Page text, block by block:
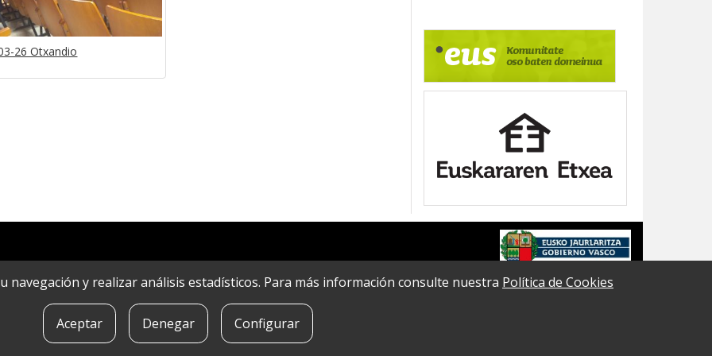
26 Otxandio
POLíTICA DE COOKIES | CONTACTO
navegación y realizar análisis estadísticos. Para más información consulte nuestra Política de Cookies
Aceptar Denegar Configurar